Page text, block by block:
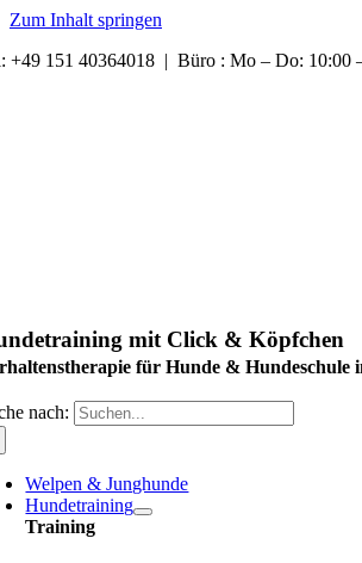
Zum Inhalt springen
+49 151 40364018 | Büro : Mo – Do:
mit Click & Köpfchen
für Hunde & Hundeschule
nach:
Welpen & Junghunde
Hundetraining
Training